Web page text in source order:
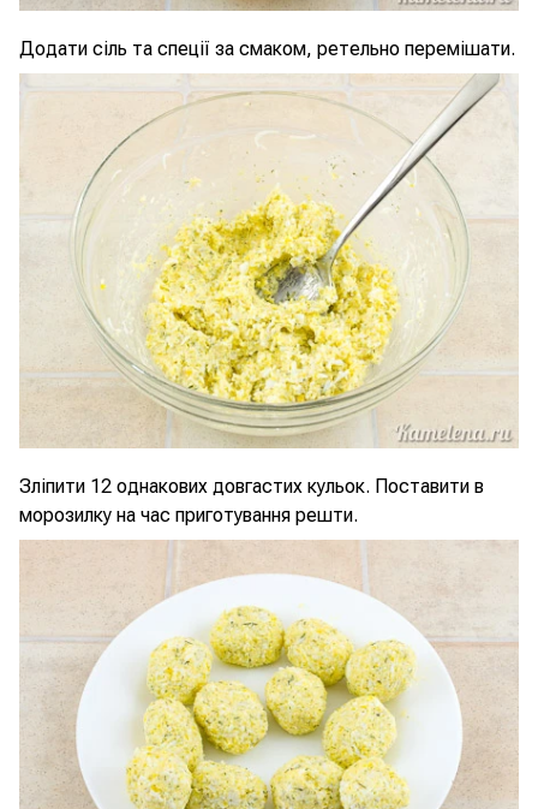
Додати сіль та спеції за смаком, ретельно перемішати.
Зліпити 12 однакових довгастих кульок. Поставити в
морозилку на час приготування решти.